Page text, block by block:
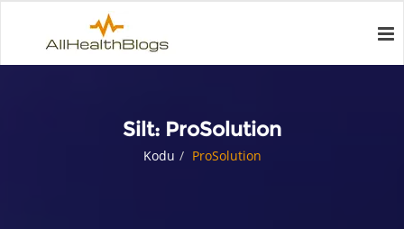
Silt: ProSolution
Kodu ProSolution